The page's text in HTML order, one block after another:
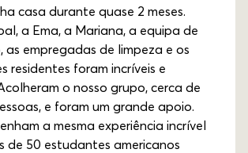
casa durante quase 2 meses.
a Ema, a Mariana, a equipa de
as empregadas de limpeza e os
residentes foram incríveis e
o nosso grupo, cerca de
e foram um grande apoio.
a mesma experiência incrível
de 50 estudantes americanos